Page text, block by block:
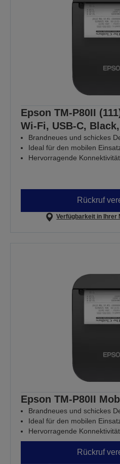
Epson TM-P80II
Wi-Fi, USB-C,
Brandneues und schickes
Ideal für den mobilen
Hervorragende Konnektivität
Rückruf
Verfügbarkeit in Ihrer
Epson TM-P80II
Brandneues und schickes
Ideal für den mobilen
Hervorragende Konnektivität
Rückruf